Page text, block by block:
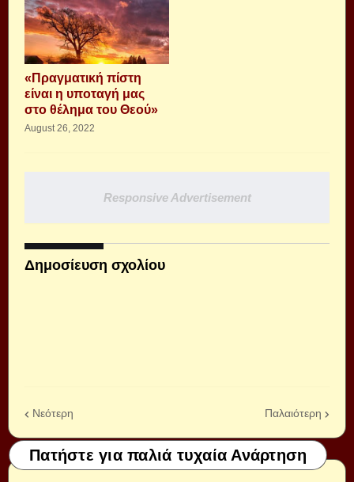
«Πραγματική πίστη
είναι η υποταγή μας
στο θέλημα του Θεού»
August 26, 2022
Responsive Advertisement
Δημοσίευση σχολίου
Νεότερη Παλαιότερη
Πατήστε για παλιά τυχαία Ανάρτηση